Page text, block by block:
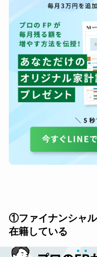
①ファイナンシャ
在籍している